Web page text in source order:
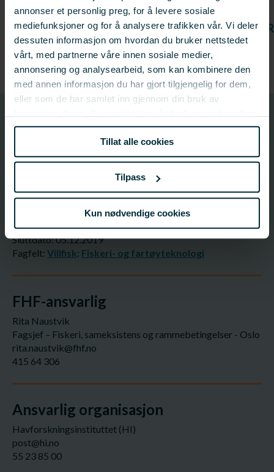
annonser et personlig preg, for å levere sosiale
mediefunksjoner og for å analysere trafikken vår. Vi deler
dessuten informasjon om hvordan du bruker nettstedet
vårt, med partnerne våre innen sosiale medier,
annonsering og analysearbeid, som kan kombinere den
med annen informasjon du har gjort tilgjengelig for dem,
eller som de har samlet inn gjennom din bruk av
informasjonskapsler ved å bruke nettstedet vårt.
Tillat alle cookies
Tilpass
Kun nødvendige cookies
LES FLERE NYHETER
901201
Prosjektinformasjon
Prosjektnummer: 901201
Avsluttet
Startdato: 01.01.2016
Sluttdato: 05.12.2019
Fagfelt: Villfisk; Fiskeri- og fartøyteknologi
FHF-ansvarlig
Rita Naustvik
Fagsjef – Fiskeri, sameksistens og rammebetingelser - Oslo
rita.naustvik@fhf.no
415 64 306
Ansvarlig organisasjon
Havforskningsinstituttet (HI)
post@hi.no
55 23 85 00